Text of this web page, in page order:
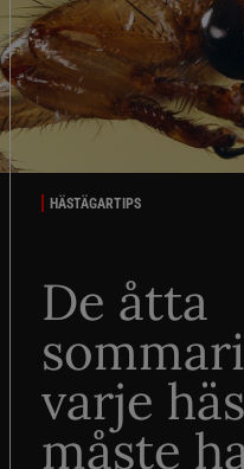
HÄSTÄGARTIPS
De åtta
varje
måste